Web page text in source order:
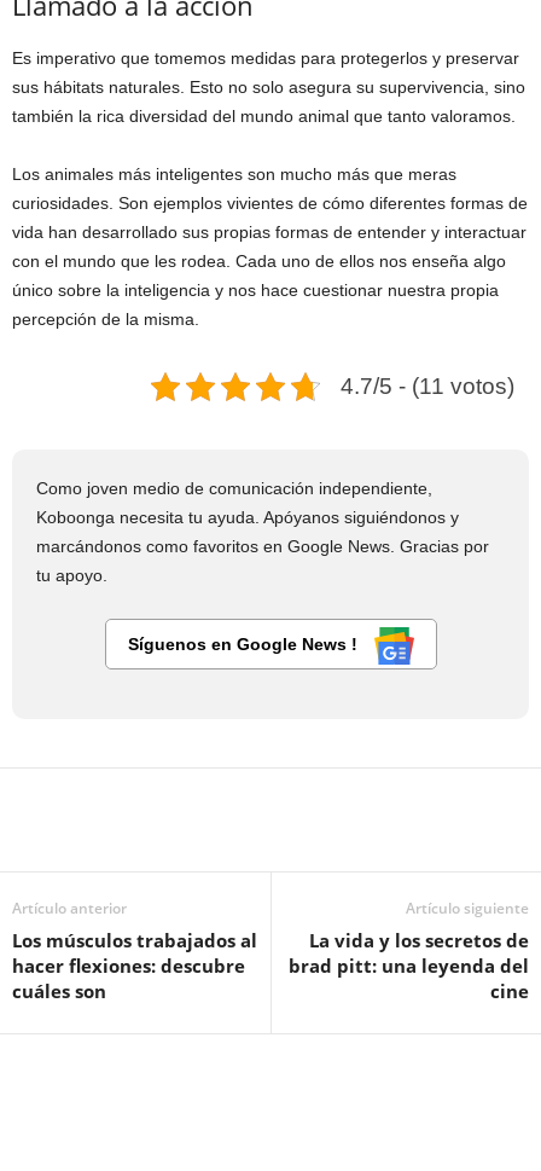
Es imperativo que tomemos medidas para protegerlos y preservar
sus hábitats naturales. Esto no solo asegura su supervivencia, sino
también la rica diversidad del mundo animal que tanto valoramos.
Los animales más inteligentes son mucho más que meras
curiosidades. Son ejemplos vivientes de cómo diferentes formas de
vida han desarrollado sus propias formas de entender y interactuar
con el mundo que les rodea. Cada uno de ellos nos enseña algo
único sobre la inteligencia y nos hace cuestionar nuestra propia
percepción de la misma.
4.7/5 - (11 votos)
Como joven medio de comunicación independiente,
Koboonga necesita tu ayuda. Apóyanos siguiéndonos y
marcándonos como favoritos en Google News. Gracias por
tu apoyo.
Síguenos en Google News !
Artículo anterior
Los músculos trabajados al
hacer flexiones: descubre
cuáles son
Artículo siguiente
La vida y los secretos de
brad pitt: una leyenda del
cine